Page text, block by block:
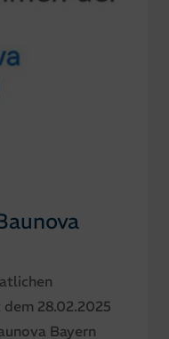
28.02.2025
Bayern